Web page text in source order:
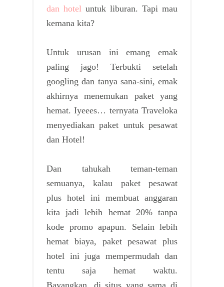
dan hotel untuk liburan. Tapi mau
kemana kita?
Untuk urusan ini emang emak
paling jago! Terbukti setelah
googling dan tanya sana-sini, emak
akhirnya menemukan paket yang
hemat. Iyeees… ternyata Traveloka
menyediakan paket untuk pesawat
dan Hotel!
Dan tahukah teman-teman
semuanya, kalau paket pesawat
plus hotel ini membuat anggaran
kita jadi lebih hemat 20% tanpa
kode promo apapun. Selain lebih
hemat biaya, paket pesawat plus
hotel ini juga mempermudah dan
tentu saja hemat waktu.